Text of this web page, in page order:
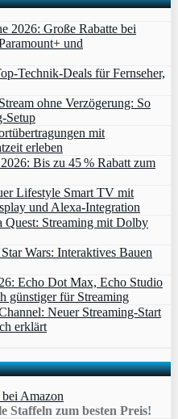
2026: Große Rabatte bei
und
Technik-Deals für Fernseher,
ohne Verzögerung: So
Setup
mit
erleben
Bis zu 45 % Rabatt zum
Lifestyle Smart TV mit
und Alexa‑Integration
Streaming mit Dolby
Wars: Interaktives Bauen
Echo Dot Max, Echo Studio
günstiger für Streaming
Neuer Streaming‑Start
erklärt
Staffeln zum besten Preis!